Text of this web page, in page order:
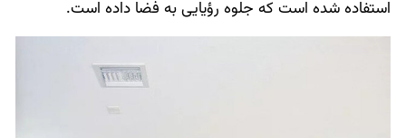
استفاده شده است که جلوه رؤیایی به فضا داده است.